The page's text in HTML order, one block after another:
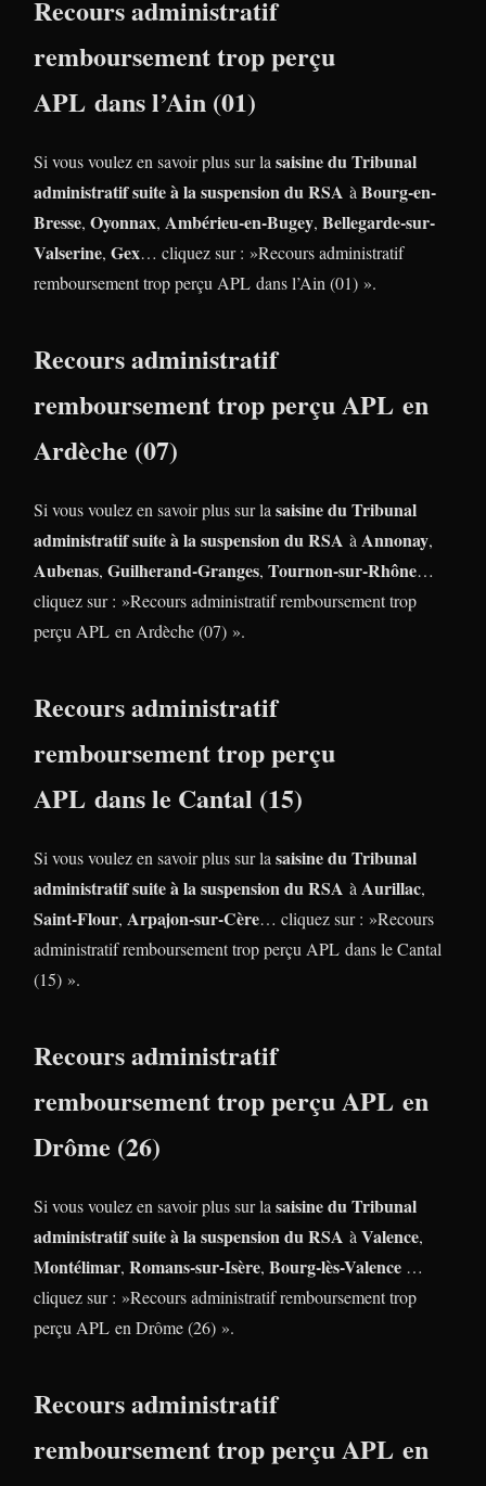
Recours administratif
remboursement trop perçu
APL dans l’Ain (01)
Si vous voulez en savoir plus sur la saisine du Tribunal
administratif suite à la suspension du RSA à Bourg-en-
Bresse, Oyonnax, Ambérieu-en-Bugey, Bellegarde-sur-
Valserine, Gex… cliquez sur : »Recours administratif
remboursement trop perçu APL dans l’Ain (01) ».
Recours administratif
remboursement trop perçu APL en
Ardèche (07)
Si vous voulez en savoir plus sur la saisine du Tribunal
administratif suite à la suspension du RSA à Annonay,
Aubenas, Guilherand-Granges, Tournon-sur-Rhône…
cliquez sur : »Recours administratif remboursement trop
perçu APL en Ardèche (07) ».
Recours administratif
remboursement trop perçu
APL dans le Cantal (15)
Si vous voulez en savoir plus sur la saisine du Tribunal
administratif suite à la suspension du RSA à Aurillac,
Saint-Flour, Arpajon-sur-Cère… cliquez sur : »Recours
administratif remboursement trop perçu APL dans le Cantal
(15) ».
Recours administratif
remboursement trop perçu APL en
Drôme (26)
Si vous voulez en savoir plus sur la saisine du Tribunal
administratif suite à la suspension du RSA à Valence,
Montélimar, Romans-sur-Isère, Bourg-lès-Valence …
cliquez sur : »Recours administratif remboursement trop
perçu APL en Drôme (26) ».
Recours administratif
remboursement trop perçu APL en